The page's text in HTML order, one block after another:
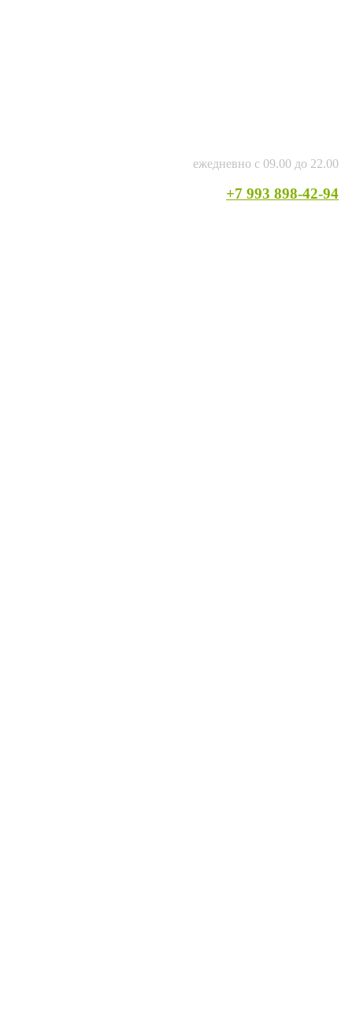
ежедневно с 09.00 до 22.00
+7 993 898-42-94